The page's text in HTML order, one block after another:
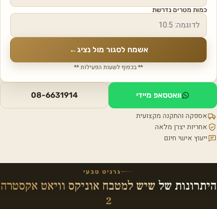
כמות מטרים נדרשת
אשמח לסגור מול נציג←
** בכפוף לשעות הפעילות **
וואטסאפ מיידי 08-6631914
אספקה והתקנה מקצועית
אחריות יצרן מלאה
ייעוץ אישי חינם
גרניט טבעי
היתרונות של שיש למטבח אוניקס וויאט אקסטרה
2